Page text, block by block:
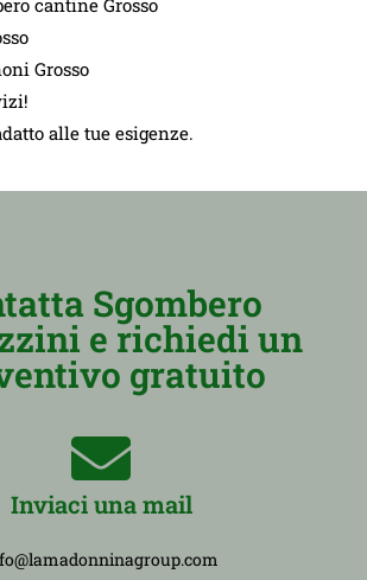
Grosso
alle tue esigenze.
Sgombero
e richiedi un
gratuito
Inviaci una mail